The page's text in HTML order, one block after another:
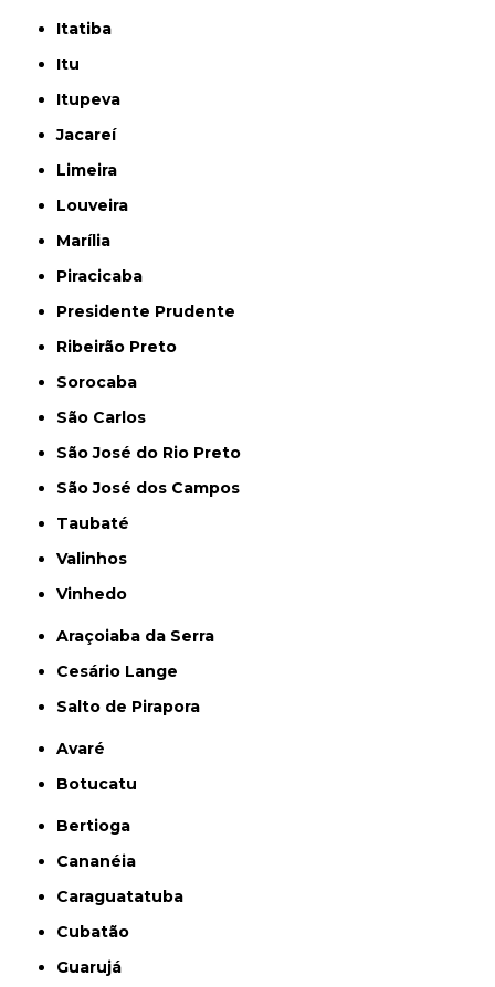
Itatiba
Itu
Itupeva
Jacareí
Limeira
Louveira
Marília
Piracicaba
Presidente Prudente
Ribeirão Preto
Sorocaba
São Carlos
São José do Rio Preto
São José dos Campos
Taubaté
Valinhos
Vinhedo
Araçoiaba da Serra
Cesário Lange
Salto de Pirapora
Avaré
Botucatu
Bertioga
Cananéia
Caraguatatuba
Cubatão
Guarujá